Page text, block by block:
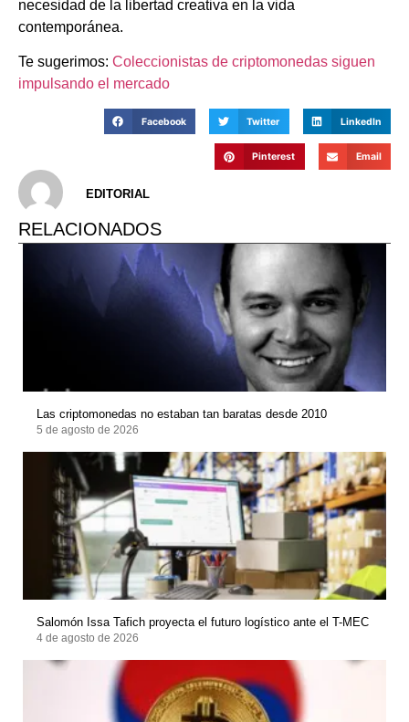
necesidad de la libertad creativa en la vida
contemporánea.
Te sugerimos: Coleccionistas de criptomonedas siguen
impulsando el mercado
Facebook Twitter LinkedIn
Pinterest Email
EDITORIAL
RELACIONADOS
Las criptomonedas no estaban tan baratas desde 2010
5 de agosto de 2026
Salomón Issa Tafich proyecta el futuro logístico ante el T-MEC
4 de agosto de 2026